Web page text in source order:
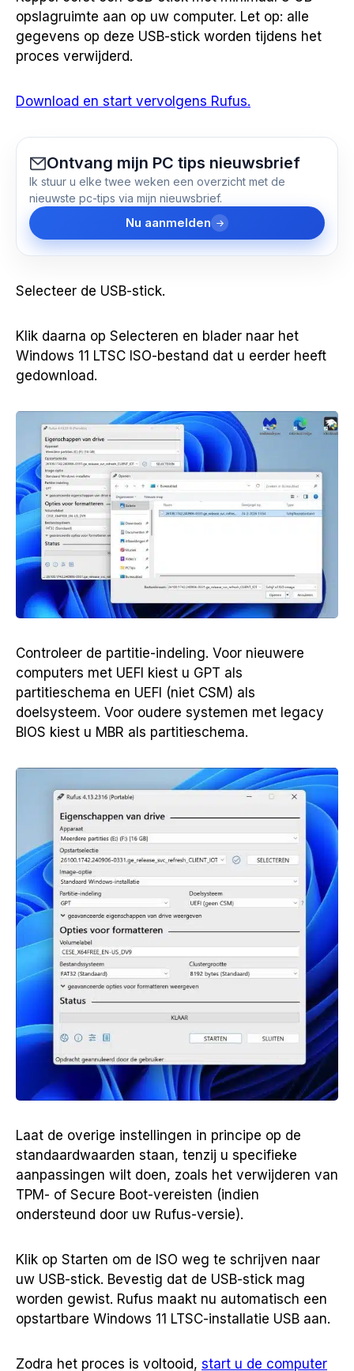
opslagruimte aan op uw computer. Let op: alle
gegevens op deze USB-stick worden tijdens het
proces verwijderd.
Download en start vervolgens Rufus.
Ontvang mijn PC tips nieuwsbrief
Ik stuur u elke twee weken een overzicht met de
nieuwste pc-tips via mijn nieuwsbrief.
Nu aanmelden
Selecteer de USB-stick.
Klik daarna op Selecteren en blader naar het
Windows 11 LTSC ISO-bestand dat u eerder heeft
gedownload.
Controleer de partitie-indeling. Voor nieuwere
computers met UEFI kiest u GPT als
partitieschema en UEFI (niet CSM) als
doelsysteem. Voor oudere systemen met legacy
BIOS kiest u MBR als partitieschema.
Laat de overige instellingen in principe op de
standaardwaarden staan, tenzij u specifieke
aanpassingen wilt doen, zoals het verwijderen van
TPM- of Secure Boot-vereisten (indien
ondersteund door uw Rufus-versie).
Klik op Starten om de ISO weg te schrijven naar
uw USB-stick. Bevestig dat de USB-stick mag
worden gewist. Rufus maakt nu automatisch een
opstartbare Windows 11 LTSC-installatie USB aan.
Zodra het proces is voltooid, start u de computer